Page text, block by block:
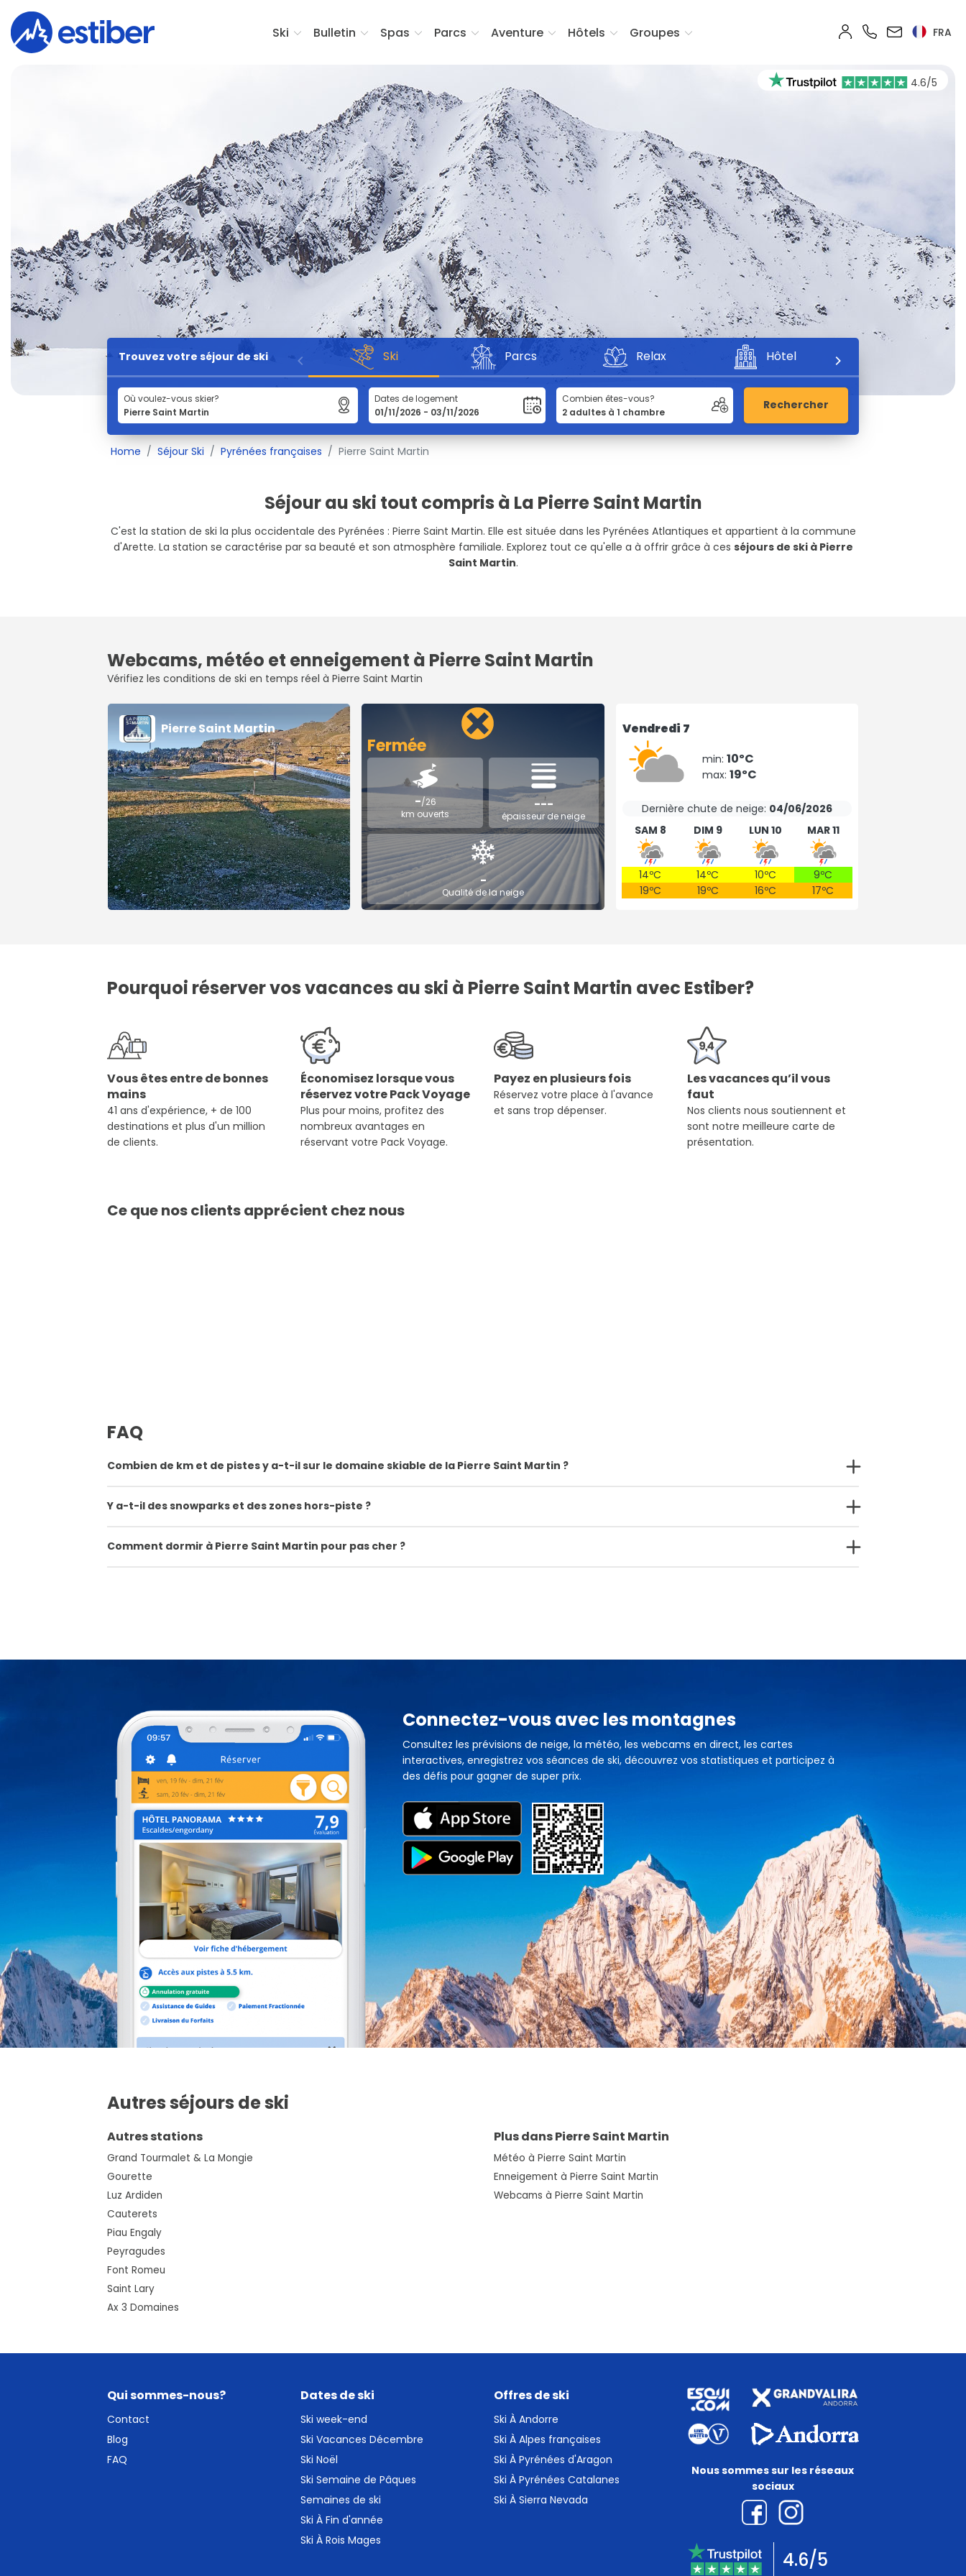
Ski Bulletin Spas Parcs Aventure Hôtels Groupes FRA
4.6/5
Trouvez votre séjour de ski Ski Parcs Relax Hôtel
Où voulez-vous skier? Dates de logement Combien êtes-vous? Rechercher
Home Séjour Ski Pyrénées françaises Pierre Saint Martin
Séjour au ski tout compris à La Pierre Saint Martin
C'est la station de ski la plus occidentale des Pyrénées : Pierre Saint Martin. Elle est située dans les Pyrénées Atlantiques et appartient à la commune
d'Arette. La station se caractérise par sa beauté et son atmosphère familiale. Explorez tout ce qu'elle a à offrir grâce à ces séjours de ski à Pierre
Saint Martin.
Webcams, météo et enneigement à Pierre Saint Martin
Vérifiez les conditions de ski en temps réel à Pierre Saint Martin
Pierre Saint Martin
Fermée
-/26
km ouverts
---
épaisseur de neige
-
Qualité de la neige
Vendredi 7
min:10ºC
max:19ºC
Dernière chute de neige: 04/06/2026
SAM 8
14ºC
19ºC
DIM 9
14ºC
19ºC
LUN 10
10ºC
16ºC
MAR 11
9ºC
17ºC
Pourquoi réserver vos vacances au ski à Pierre Saint Martin avec Estiber?
Vous êtes entre de bonnes
mains
41 ans d'expérience, + de 100
destinations et plus d'un million
de clients.
Économisez lorsque vous
réservez votre Pack Voyage
Plus pour moins, profitez des
nombreux avantages en
réservant votre Pack Voyage.
Payez en plusieurs fois
Réservez votre place à l'avance
et sans trop dépenser.
Les vacances qu’il vous
faut
Nos clients nous soutiennent et
sont notre meilleure carte de
présentation.
Ce que nos clients apprécient chez nous
FAQ
Combien de km et de pistes y a-t-il sur le domaine skiable de la Pierre Saint Martin ?
Y a-t-il des snowparks et des zones hors-piste ?
Comment dormir à Pierre Saint Martin pour pas cher ?
Connectez-vous avec les montagnes
Consultez les prévisions de neige, la météo, les webcams en direct, les cartes
interactives, enregistrez vos séances de ski, découvrez vos statistiques et participez à
des défis pour gagner de super prix.
Autres séjours de ski
Autres stations
Grand Tourmalet & La Mongie
Gourette
Luz Ardiden
Cauterets
Piau Engaly
Peyragudes
Font Romeu
Saint Lary
Ax 3 Domaines
Plus dans Pierre Saint Martin
Météo à Pierre Saint Martin
Enneigement à Pierre Saint Martin
Webcams à Pierre Saint Martin
Qui sommes-nous?
Contact
Blog
FAQ
Dates de ski
Ski week-end
Ski Vacances Décembre
Ski Noël
Ski Semaine de Pâques
Semaines de ski
Ski À Fin d'année
Ski À Rois Mages
Offres de ski
Ski À Andorre
Ski À Alpes françaises
Ski À Pyrénées d'Aragon
Ski À Pyrénées Catalanes
Ski À Sierra Nevada
Nous sommes sur les réseaux
sociaux
4.6/5